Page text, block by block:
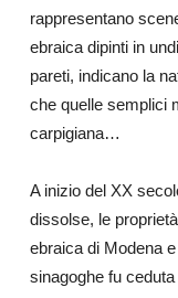
rappresentano
ebraica dipinti in
pareti, indicano la
che quelle semplici
carpigiana…
A inizio del XX
dissolse, le
ebraica di Modena
sinagoghe fu